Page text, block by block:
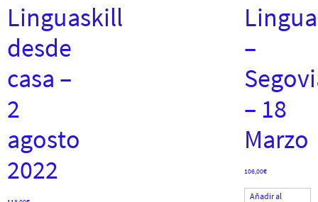
Linguaskill
desde
casa –
2
agosto
2022
–
– 18
Marzo
106,00€
Añadir al